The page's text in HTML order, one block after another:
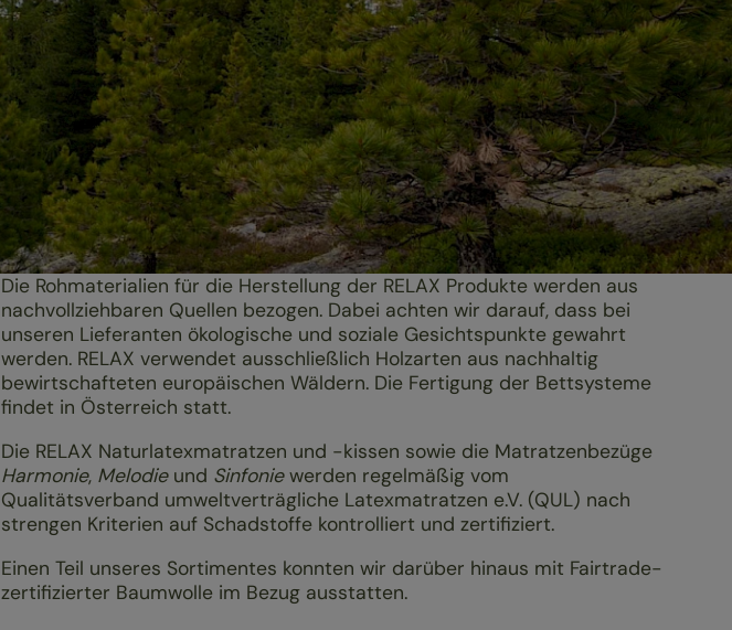
Die Rohmaterialien für die Herstellung der RELAX Produkte werden aus
nachvollziehbaren Quellen bezogen. Dabei achten wir darauf, dass bei
unseren Lieferanten ökologische und soziale Gesichtspunkte gewahrt
werden. RELAX verwendet ausschließlich Holzarten aus nachhaltig
bewirtschafteten europäischen Wäldern. Die Fertigung der Bettsysteme
findet in Österreich statt.
Die RELAX Naturlatexmatratzen und -kissen sowie die Matratzen­­bezüge
Harmonie, Melodieund Sinfoniewerden regelmäßig vom
Qualitätsverband umwelt­­verträgliche Latexmatratzen e.V. (QUL) nach
strengen Kriterien auf Schadstoffe kontrolliert und zertifiziert.
Einen Teil unseres Sortimentes konnten wir darüber hinaus mit Fairtrade-
zertifizierter Baumwolle im Bezug ausstatten.